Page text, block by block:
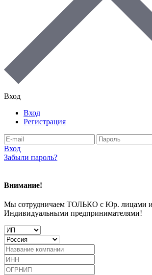
Вход
Вход
Регистрация
Вход
Забыли пароль?
Внимание!
Мы сотрудничаем ТОЛЬКО с Юр. лицами и
Индивидуальными предпринимателями!